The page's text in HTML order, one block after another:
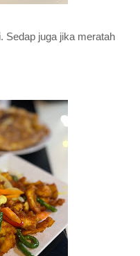
Sedap juga jika meratah